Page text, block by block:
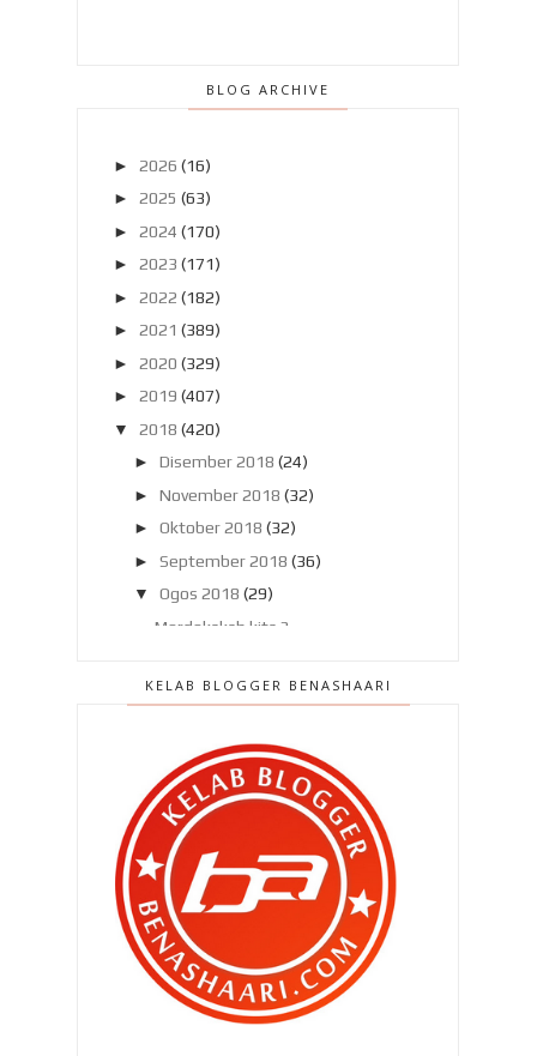
BLOG ARCHIVE
► 2026 (16)
► 2025 (63)
► 2024 (170)
► 2023 (171)
► 2022 (182)
► 2021 (389)
► 2020 (329)
► 2019 (407)
▼
2018 (420)
► Disember 2018 (24)
► November 2018 (32)
► Oktober 2018 (32)
► September 2018 (36)
▼
Ogos 2018 (29)
Merdekakah kita ?
Aariz buat hal lagi !
Dia tak kisah pun mak dia keluar !
Jom menyanyi lagu Negaraku di
NegaraUmmph TV !
Warga Jepun 'ajar' rakyat Malaysia
cara jaga keber...
KELAB BLOGGER BENASHAARI